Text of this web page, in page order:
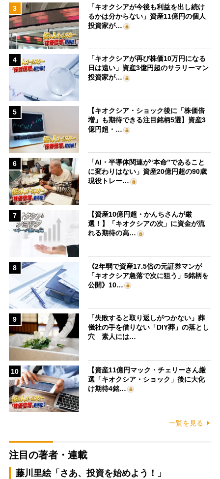
3
「キオクシアが今後も利益を出し続け
るかは分からない」資産11億円の個人
投資家が…
4
「キオクシアが再び株価10万円になる
日は遠い」資産3億円超のサラリーマン
投資家が…
5
【キオクシア・ショック後に「株価倍
増」も期待できる注目銘柄5選】資産3
億円超・…
6
「AI・半導体関連が“本命”であること
に変わりはない」資産20億円超の90歳
現役トレー…
7
【資産10億円超・かんちさんが厳
選！】「キオクシアの次」に資金が流
れる期待の高…
8
《2年弱で資産17.5倍の元証券マンが
「キオクシア急落で次に狙う」5銘柄を
公開》10…
9
「失敗すると取り返しがつかない」葬
儀社の手を借りない「DIY葬」の落とし
穴 素人には…
10
【資産11億円マック・チェリーさん厳
選「キオクシア・ショック」後に大化
け期待4銘…
一覧を見る
注目の著者・連載
藤川里絵「さあ、投資を始めよう！」